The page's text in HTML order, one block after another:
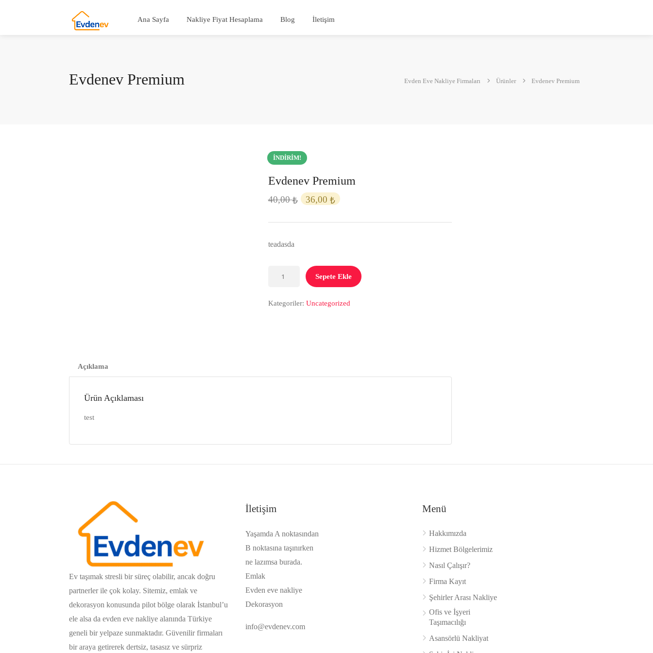
Ana Sayfa Nakliye Fiyat Hesaplama Blog İletişim
Evdenev Premium Evden Eve Nakliye Firmaları Ürünler Evdenev Premium
İNDIRIM!
Evdenev Premium
40,00₺ Orijinal
40,00 ₺.
36,00 ₺ Şu
fiyat:
teadasda
Sepete Ekle
Kategoriler: Uncategorized
Açıklama
Ürün Açıklaması
test
Ev taşımak stresli bir süreç olabilir, ancak doğru
partnerler ile çok kolay. Sitemiz, emlak ve
dekorasyon konusunda pilot bölge olarak İstanbul’u
ele alsa da evden eve nakliye alanında Türkiye
geneli bir yelpaze sunmaktadır. Güvenilir firmaları
bir araya getirerek dertsiz, tasasız ve sürpriz
İletişim
Yaşamda A noktasından
B noktasına taşınırken
ne lazımsa burada.
Emlak
Evden eve nakliye
Dekorasyon
info@evdenev.com
Menü
Hakkımızda
Hizmet Bölgelerimiz
Nasıl Çalışır?
Firma Kayıt
Şehirler Arası Nakliye
Ofis ve İşyeri
Taşımacılığı
Asansörlü Nakliyat